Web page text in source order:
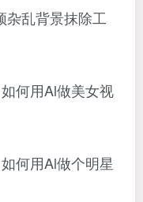
杂乱背景抹除工
何用Al做美女视
何用Al做个明星